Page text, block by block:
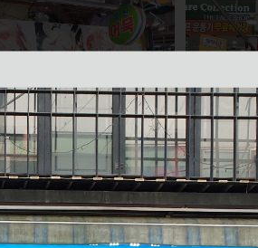
미래반찬 / 부산어묵
식품
010-2596-8847
싱싱